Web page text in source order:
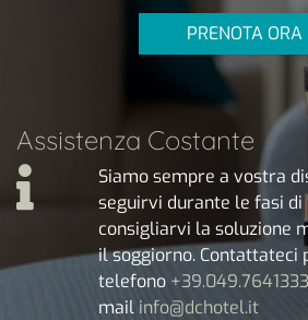
PRENOTA ORA
Assistenza Costante
Siamo sempre a vostra
seguirvi durante le fasi di
consigliarvi la soluzione
il soggiorno. Contattateci
telefono +39.049.7641333
mail info@dchotel.it